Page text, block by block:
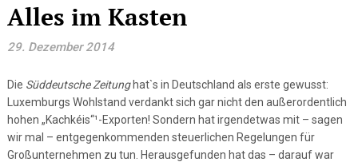
Alles im Kasten
29. Dezember 2014
Die Süddeutsche Zeitunghat`s in Deutschland als erste gewusst:
Luxemburgs Wohlstand verdankt sich gar nicht den außerordentlich
hohen „Kachkéis“¹-Exporten! Sondern hat irgendetwas mit – sagen
wir mal – entgegenkommenden steuerlichen Regelungen für
Großunternehmen zu tun. Herausgefunden hat das – darauf war